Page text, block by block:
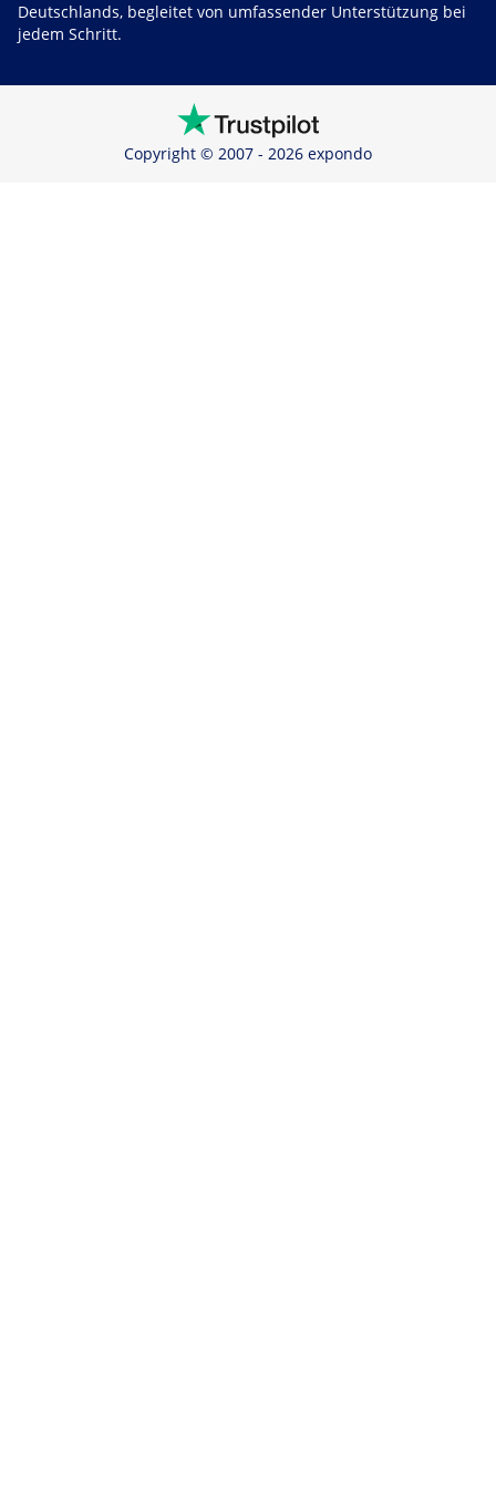
Deutschlands, begleitet von umfassender Unterstützung bei
jedem Schritt.
Copyright © 2007 - 2026 expondo